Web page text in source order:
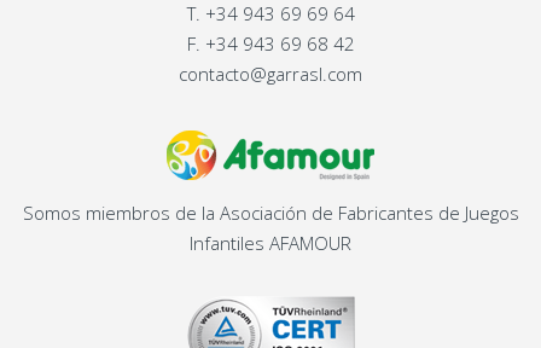
T. +34 943 69 69 64
F. +34 943 69 68 42
contacto@garrasl.com
Somos miembros de la Asociación de Fabricantes de Juegos
Infantiles AFAMOUR